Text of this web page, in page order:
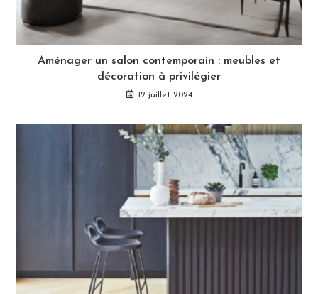
Aménager un salon contemporain : meubles et
décoration à privilégier
12 juillet 2024